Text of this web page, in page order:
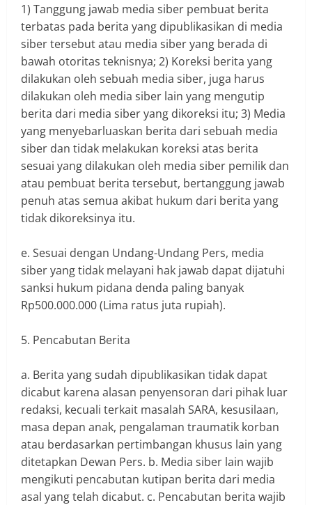
1) Tanggung jawab media siber pembuat berita
terbatas pada berita yang dipublikasikan di media
siber tersebut atau media siber yang berada di
bawah otoritas teknisnya; 2) Koreksi berita yang
dilakukan oleh sebuah media siber, juga harus
dilakukan oleh media siber lain yang mengutip
berita dari media siber yang dikoreksi itu; 3) Media
yang menyebarluaskan berita dari sebuah media
siber dan tidak melakukan koreksi atas berita
sesuai yang dilakukan oleh media siber pemilik dan
atau pembuat berita tersebut, bertanggung jawab
penuh atas semua akibat hukum dari berita yang
tidak dikoreksinya itu.
e. Sesuai dengan Undang-Undang Pers, media
siber yang tidak melayani hak jawab dapat dijatuhi
sanksi hukum pidana denda paling banyak
Rp500.000.000 (Lima ratus juta rupiah).
5. Pencabutan Berita
a. Berita yang sudah dipublikasikan tidak dapat
dicabut karena alasan penyensoran dari pihak luar
redaksi, kecuali terkait masalah SARA, kesusilaan,
masa depan anak, pengalaman traumatik korban
atau berdasarkan pertimbangan khusus lain yang
ditetapkan Dewan Pers. b. Media siber lain wajib
mengikuti pencabutan kutipan berita dari media
asal yang telah dicabut. c. Pencabutan berita wajib